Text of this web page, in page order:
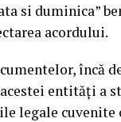
si duminica”
acordului.
încă
entități a
legale cuvenite